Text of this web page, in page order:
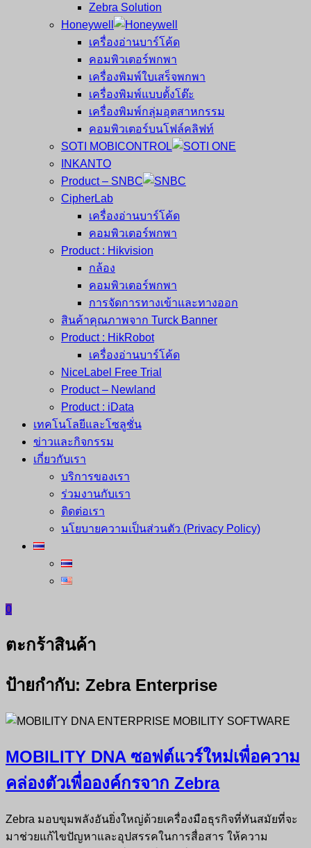
Zebra Solution
Honeywell
เครื่องอ่านบาร์โค้ด
คอมพิวเตอร์พกพา
เครื่องพิมพ์ใบเสร็จพกพา
เครื่องพิมพ์แบบตั้งโต๊ะ
เครื่องพิมพ์กลุ่มอุตสาหกรรม
คอมพิวเตอร์บนโฟล์คลิฟท์
SOTI MOBICONTROL
INKANTO
Product – SNBC
CipherLab
เครื่องอ่านบาร์โค้ด
คอมพิวเตอร์พกพา
Product : Hikvision
กล้อง
คอมพิวเตอร์พกพา
การจัดการทางเข้าและทางออก
สินค้าคุณภาพจาก Turck Banner
Product : HikRobot
เครื่องอ่านบาร์โค้ด
NiceLabel Free Trial
Product – Newland
Product : iData
เทคโนโลยีและโซลูชั่น
ข่าวและกิจกรรม
เกี่ยวกับเรา
บริการของเรา
ร่วมงานกับเรา
ติดต่อเรา
นโยบายความเป็นส่วนตัว (Privacy Policy)
0
ตะกร้าสินค้า
ป้ายกำกับ: Zebra Enterprise
MOBILITY DNA ซอฟต์แวร์ใหม่เพื่อความ
คล่องตัวเพื่อองค์กรจาก Zebra
Zebra มอบขุมพลังอันยิ่งใหญ่ด้วยเครื่องมือธุรกิจที่ทันสมัยที่จะ
มาช่วยแก้ไขปัญหาและอุปสรรคในการสื่อสาร ให้ความ